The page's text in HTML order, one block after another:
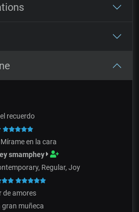
recuerdo
Mírame en la cara
smamphey
Regular, Joy
de amores
gran muñeca